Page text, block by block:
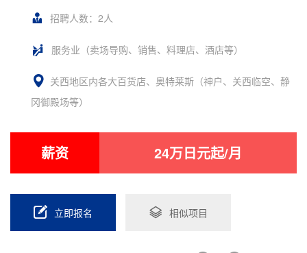
招聘人数：2人
服务业（卖场导购、销售、料理店、酒店等）
关西地区内各大百货店、奥特莱斯（神户、关西临空、静
冈御殿场等）
薪资 24万日元起/月
立即报名 相似项目